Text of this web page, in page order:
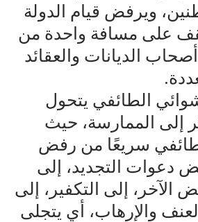
ويرفض قيام الدولة
على مسافة واحدة من
الديانات والعقائد
الطائفي يتحول
إلى الممارسة، حيث
سريعًا من رفض
دعوات التجديد، إلى
الآخر، إلى التكفير، إلى
والإرهاب، أي يتجلى